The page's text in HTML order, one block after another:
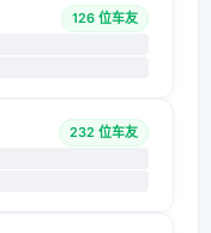
126 位车友
232 位车友